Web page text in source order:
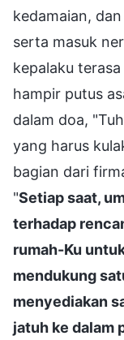
kedamaian,
serta masuk
kepalaku
hampir putus
dalam doa,
yang harus
bagian dari
"Setiap saat,
terhadap
rumah-Ku
mendukung
menyediakan
jatuh ke dalam